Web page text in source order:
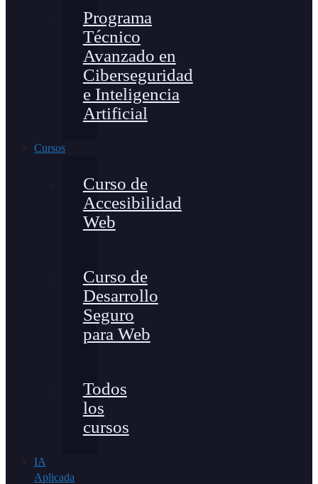
Programa
Técnico
Avanzado en
Ciberseguridad
e Inteligencia
Artificial
Cursos
Curso de
Accesibilidad
Web
Curso de
Desarrollo
Seguro
para Web
Todos
los
cursos
IA
Aplicada